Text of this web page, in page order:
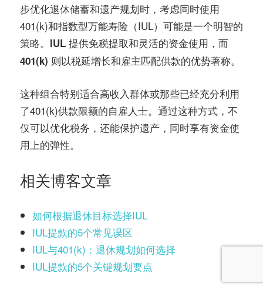
步优化退休储蓄和遗产规划时，考虑同时使用
401(k)和指数型万能寿险（IUL）可能是一个明智的
策略。 IUL 提供免税提取和灵活的资金使用，而
401(k) 则以税延增长和雇主匹配供款的优势著称。
这种组合特别适合高收入群体或那些已经充分利用
了401(k)供款限额的自雇人士。通过这种方式，不
仅可以优化税务，还能保护遗产，同时享有资金使
用上的弹性。
相关博客文章
如何根据退休目标选择IUL
IUL提款的5个常见误区
IUL与401(k)：退休规划如何选择
IUL提款的5个关键规划要点